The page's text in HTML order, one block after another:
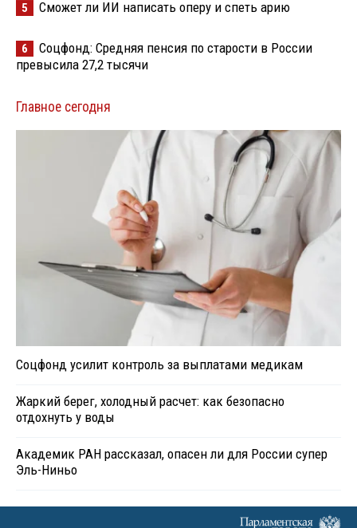
5 Сможет ли ИИ написать оперу и спеть арию
6
Соцфонд: Средняя пенсия по старости в России
превысила 27,2 тысячи
Главное сегодня
Соцфонд усилит контроль за выплатами медикам
Жаркий берег, холодный расчет: как безопасно
отдохнуть у воды
Академик РАН рассказал, опасен ли для России супер
Эль-Ниньо